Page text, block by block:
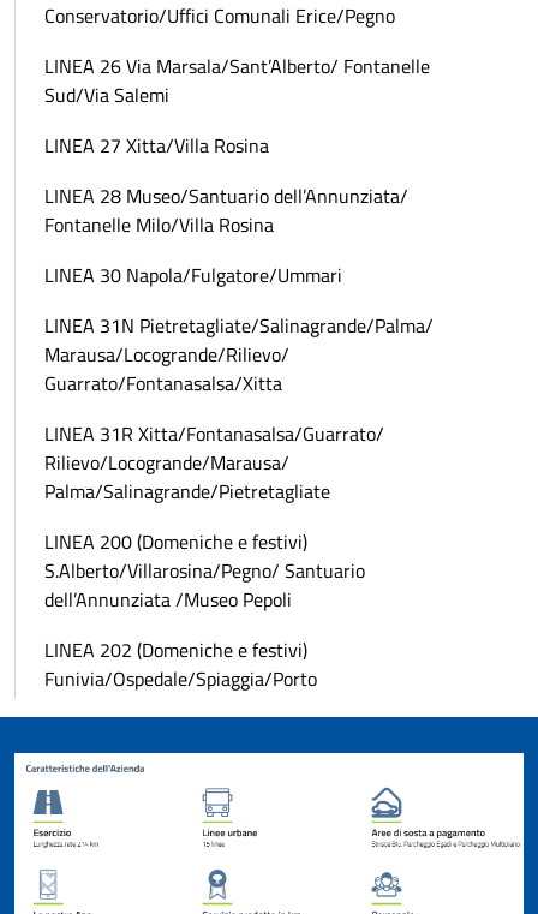
Conservatorio/Uffici Comunali Erice/Pegno
LINEA 26 Via Marsala/Sant’Alberto/ Fontanelle
Sud/Via Salemi
LINEA 27 Xitta/Villa Rosina
LINEA 28 Museo/Santuario dell’Annunziata/
Fontanelle Milo/Villa Rosina
LINEA 30 Napola/Fulgatore/Ummari
LINEA 31N Pietretagliate/Salinagrande/Palma/
Marausa/Locogrande/Rilievo/
Guarrato/Fontanasalsa/Xitta
LINEA 31R Xitta/Fontanasalsa/Guarrato/
Rilievo/Locogrande/Marausa/
Palma/Salinagrande/Pietretagliate
LINEA 200 (Domeniche e festivi)
S.Alberto/Villarosina/Pegno/ Santuario
dell’Annunziata /Museo Pepoli
LINEA 202 (Domeniche e festivi)
Funivia/Ospedale/Spiaggia/Porto